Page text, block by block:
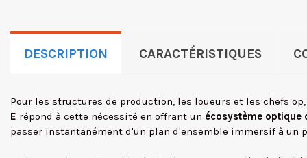
DESCRIPTION CARACTÉRISTIQUES
Pour les structures de production, les loueurs et les chefs
E répond à cette nécessité en offrant un écosystème
passer instantanément d'un plan d'ensemble immersif à un